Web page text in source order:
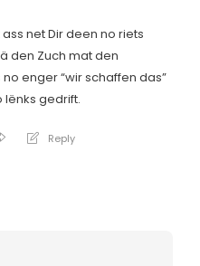
net Dir deen no riets
den Zuch mat den
enger “wir schaffen das”
lënks gedrift.
Reply